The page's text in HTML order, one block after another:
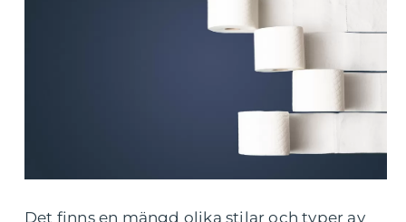
Det finns en mängd olika stilar och typer av